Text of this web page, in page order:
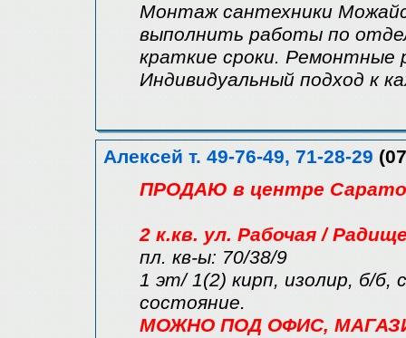
Монтаж сантехники
выполнить работы по
краткие сроки.
Индивидуальный подход к
Алексей т. 49-76-49, 71-28-29
ПРОДАЮ в центре
2 к.кв. ул. Рабочая /
пл. кв-ы: 70/38/9
1 эт/ 1(2) кирп, изолир, б/
состояние.
МОЖНО ПОД ОФИС,